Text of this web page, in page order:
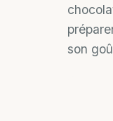
son